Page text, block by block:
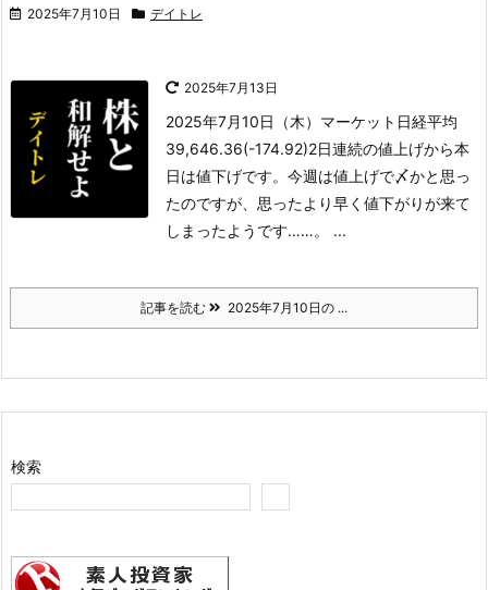
2025年7月10日 デイトレ
2025年7月13日
2025年7月10日（木） マーケット 日経平均
39,646.36(-174.92)2日連続の値上げから本
日は値下げです。今週は値上げで〆かと思っ
たのですが、思ったより早く値下がりが来て
しまったようです……。 ...
記事を読む 2025年7月10日の ...
検索